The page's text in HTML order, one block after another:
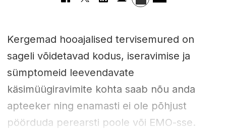
Kergemad hooajalised tervisemured on
sageli võidetavad kodus, iseravimise ja
sümptomeid leevendavate
käsimüügiravimite kohta saab nõu anda
apteeker ning enamasti ei ole põhjust
pöörduda perearsti poole või EMO-sse.